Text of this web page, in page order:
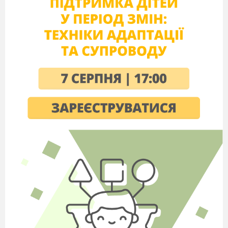
Рівняння
Кут. Позначення кутів
Види кутів. Вимірювання кутів
Розв’язування вправ ..
Многокутники. Рівні фігури
34; 35
Трикутник і його види .
Розв’язування вправ .
Контрольна робота
§3. Множення і ділення натуральних
39–41
Множення. Переставна власти-
вість множення Розв’язування
вправ ..
Сполучна і розподільна власти-